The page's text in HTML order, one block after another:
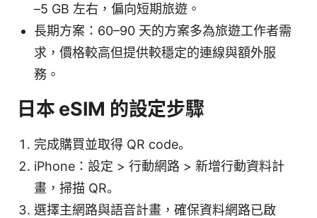
–5 GB 左右，偏向短期旅遊。
長期方案：60–90 天的方案多為旅遊工作者需
求，價格較高但提供較穩定的連線與額外服
務。
日本 eSIM 的設定步驟
完成購買並取得 QR code。
iPhone：設定 > 行動網路 > 新增行動資料計
畫，掃描 QR。
選擇主網路與語音計畫，確保資料網路已啟